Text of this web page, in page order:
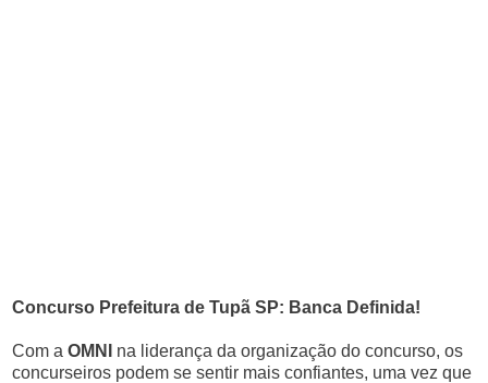
Concurso Prefeitura de Tupã SP: Banca Definida!
Com aOMNI
na liderança da organização do concurso, os
concurseiros podem se sentir mais confiantes, uma vez que